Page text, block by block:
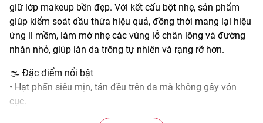
giữ lớp makeup bền đẹp. Với kết cấu bột nhẹ, sản phẩm
giúp kiểm soát dầu thừa hiệu quả, đồng thời mang lại hiệu
ứng lì mềm, làm mờ nhẹ các vùng lỗ chân lông và đường
nhăn nhỏ, giúp làn da trông tự nhiên và rạng rỡ hơn.
🌫️ Đặc điểm nổi bật
• Hạt phấn siêu mịn, tán đều trên da mà không gây vón
cục.
• Hiệu ứng lì mềm, giúp lớp nền trông mềm mại và tự